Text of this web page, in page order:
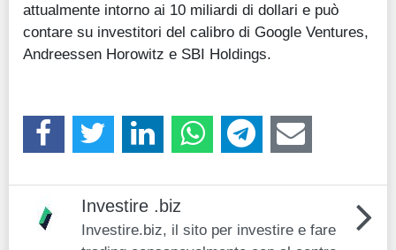
attualmente intorno ai 10 miliardi di dollari e può
contare su investitori del calibro di Google Ventures,
Andreessen Horowitz e SBI Holdings.
Investire .biz
Investire.biz, il sito per investire e fare